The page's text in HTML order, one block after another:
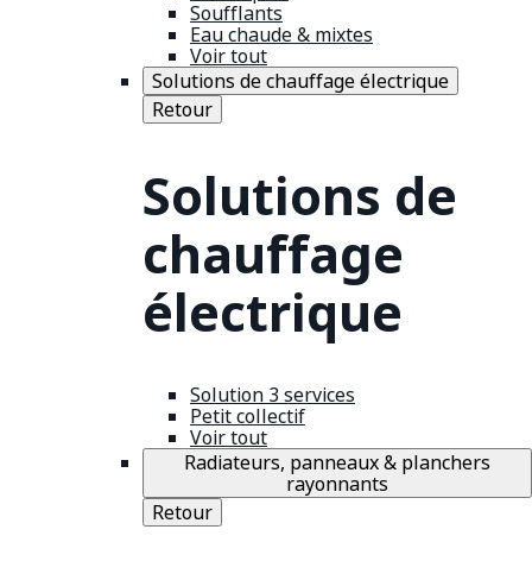
Soufflants
Eau chaude & mixtes
Voir tout
Solutions de chauffage électrique
Retour
Solutions de
chauffage
électrique
Solution 3 services
Petit collectif
Voir tout
Radiateurs, panneaux & planchers
rayonnants
Retour